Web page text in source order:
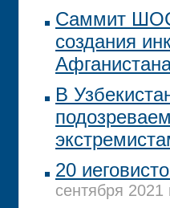
Саммит ШОС
создания
В
20
сентября 2021